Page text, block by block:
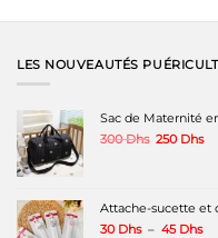
a
variations.
être
choisies
du
produit
LES NOUVEAUTÉS
Sac de Maternité
300Dhs Le
250 DhsLe
Attache-sucette et
30 Dhs – 45 Dhs